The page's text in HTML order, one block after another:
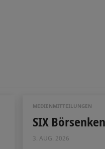
MEDIENMITTEILUNGEN
SIX
3. AUG. 2026